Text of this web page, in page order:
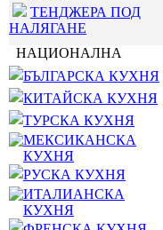
ТЕНДЖЕРА ПОД
НАЛЯГАНЕ
НАЦИОНАЛНА
БЪЛГАРСКА КУХНЯ
КИТАЙСКА КУХНЯ
ТУРСКА КУХНЯ
МЕКСИКАНСКА
КУХНЯ
РУСКА КУХНЯ
ИТАЛИАНСКА
КУХНЯ